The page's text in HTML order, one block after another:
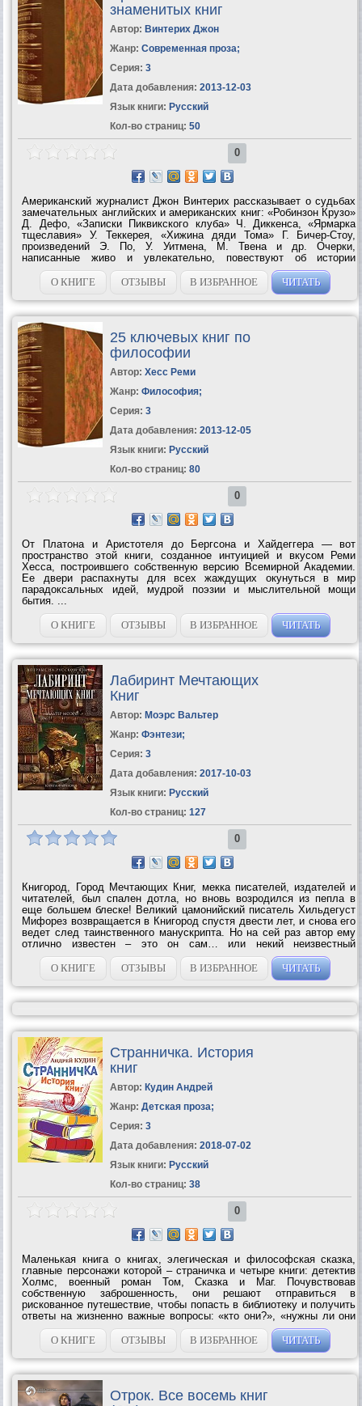
знаменитых книг
Автор: Винтерих Джон
Жанр: Современная проза;
Серия: 3
Дата добавления: 2013-12-03
Язык книги: Русский
Кол-во страниц: 50
0
Американский журналист Джон Винтерих рассказывает о судьбах
замечательных английских и американских книг: «Робинзон Крузо»
Д. Дефо, «Записки Пиквикского клуба» Ч. Диккенса, «Ярмарка
тщеславия» У. Теккерея, «Хижина дяди Тома» Г. Бичер-Стоу,
произведений Э. По, У. Уитмена, М. Твена и др. Очерки,
написанные живо и увлекательно, повествуют об истории
создания произведения, распространения, восприятия его
современниками. В послесловии...
О КНИГЕ ОТЗЫВЫ В ИЗБРАННОЕ ЧИТАТЬ
25 ключевых книг по
философии
Автор: Хесс Реми
Жанр: Философия;
Серия: 3
Дата добавления: 2013-12-05
Язык книги: Русский
Кол-во страниц: 80
0
От Платона и Аристотеля до Бергсона и Хайдеггера — вот
пространство этой книги, созданное интуицией и вкусом Реми
Хесса, построившего собственную версию Всемирной Академии.
Ее двери распахнуты для всех жаждущих окунуться в мир
парадоксальных идей, мудрой поэзии и мыслительной мощи
бытия. ...
О КНИГЕ
ОТЗЫВЫ В ИЗБРАННОЕ ЧИТАТЬ
Лабиринт Мечтающих
Книг
Автор: Моэрс Вальтер
Жанр: Фэнтези;
Серия: 3
Дата добавления: 2017-10-03
Язык книги: Русский
Кол-во страниц: 127
0
Книгород, Город Мечтающих Книг, мекка писателей, издателей и
читателей, был спален дотла, но вновь возродился из пепла в
еще большем блеске! Великий цамонийский писатель Хильдегуст
Мифорез возвращается в Книгород спустя двести лет, и снова его
ведет след таинственного манускрипта. Но на сей раз автор ему
отлично известен – это он сам… или некий неизвестный
подражатель? Впервые на русском...
О КНИГЕ
ОТЗЫВЫ В ИЗБРАННОЕ ЧИТАТЬ
Странничка. История
книг
Автор: Кудин Андрей
Жанр: Детская проза;
Серия: 3
Дата добавления: 2018-07-02
Язык книги: Русский
Кол-во страниц: 38
0
Маленькая книга о книгах, элегическая и философская сказка,
главные персонажи которой – страничка и четыре книги: детектив
Холмс, военный роман Том, Сказка и Маг. Почувствовав
собственную заброшенность, они решают отправиться в
рискованное путешествие, чтобы попасть в библиотеку и получить
ответы на жизненно важные вопросы: «кто они?», «нужны ли они
этому миру?». Внешняя реальность для книг окутана туманом
неизвестности – всё...
О КНИГЕ ОТЗЫВЫ В ИЗБРАННОЕ ЧИТАТЬ
Отрок. Все восемь книг